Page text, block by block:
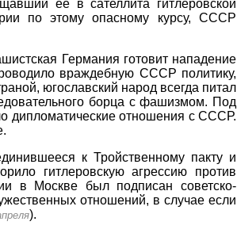
ее в сателлита гитлеровской
по этому опасному курсу, СССР
Германия готовит нападение
враждебную СССР политику,
югославский народ всегда питал
борца с фашизмом. Под
дипломатические отношения с СССР.
к Тройственному пакту и
гитлеровскую агрессию против
в Москве был подписан советско-
отношений, в случае если
).